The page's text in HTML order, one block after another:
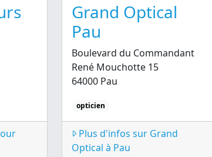
Grand Optical
Pau
Boulevard du Commandant
René Mouchotte 15
64000 Pau
opticien
Plus d'infos sur Grand
Optical à Pau